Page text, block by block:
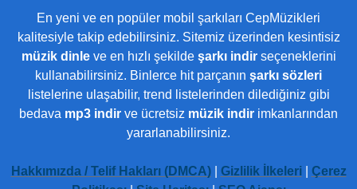
En yeni ve en popüler mobil şarkıları CepMüzikleri
kalitesiyle takip edebilirsiniz. Sitemiz üzerinden kesintisiz
müzik dinleve en hızlı şekilde şarkı indirseçeneklerini
kullanabilirsiniz. Binlerce hit parçanın şarkı sözleri
listelerine ulaşabilir, trend listelerinden dilediğiniz gibi
bedava mp3 indir ve ücretsiz müzik indir imkanlarından
yararlanabilirsiniz.
Hakkımızda / Telif Hakları (DMCA)| Gizlilik İlkeleri| Çerez